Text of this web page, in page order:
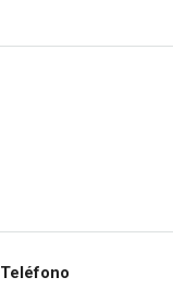
Teléfono